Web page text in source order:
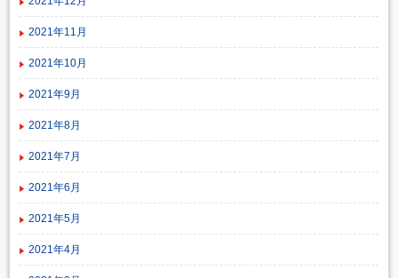
2021年11月
2021年10月
2021年9月
2021年8月
2021年7月
2021年6月
2021年5月
2021年4月